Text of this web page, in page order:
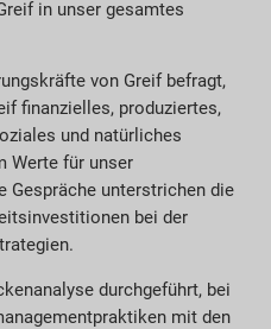
in unser gesamtes
von Greif befragt,
finanzielles, produziertes,
und natürliches
Werte für unser
Gespräche unterstrichen die
bei der
durchgeführt, bei
mit den